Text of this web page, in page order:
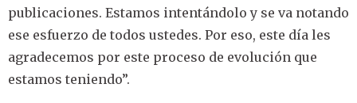
publicaciones. Estamos intentándolo y se va notando
ese esfuerzo de todos ustedes. Por eso, este día les
agradecemos por este proceso de evolución que
estamos teniendo”.